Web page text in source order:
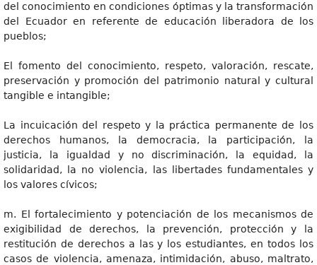
del conocimiento en condiciones óptimas y la transformación
del Ecuador en referente de educación liberadora de los
pueblos;
El fomento del conocimiento, respeto, valoración, rescate,
preservación y promoción del patrimonio natural y cultural
tangible e intangible;
La incuicación del respeto y la práctica permanente de los
derechos humanos, la democracia, la participación, la
justicia, la igualdad y no discriminación, la equidad, la
solidaridad, la no violencia, las libertades fundamentales y
los valores cívicos;
m. El fortalecimiento y potenciación de los mecanismos de
exigibilidad de derechos, la prevención, protección y la
restitución de derechos a las y los estudiantes, en todos los
casos de violencia, amenaza, intimidación, abuso, maltrato,